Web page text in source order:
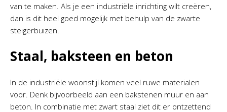
van te maken. Als je een industriële inrichting wilt creëren,
dan is dit heel goed mogelijk met behulp van de zwarte
steigerbuizen.
Staal, baksteen en beton
In de industriële woonstijl komen veel ruwe materialen
voor. Denk bijvoorbeeld aan een bakstenen muur en aan
beton. In combinatie met zwart staal ziet dit er ontzettend